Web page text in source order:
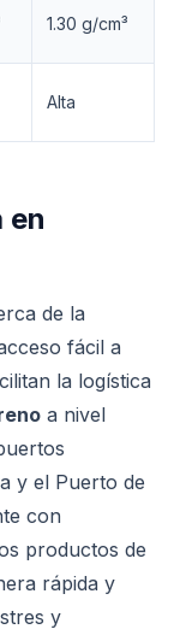
1.30 g/cm³
Alta
en
de la
fácil a
la logística
a nivel
y el Puerto de
con
productos de
rápida y
y